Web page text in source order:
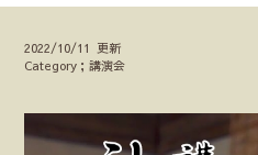
2022/10/11 更新
Category；講演会